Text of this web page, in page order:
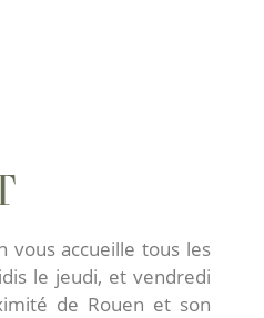
vous accueille tous les
le jeudi, et vendredi
de Rouen et son